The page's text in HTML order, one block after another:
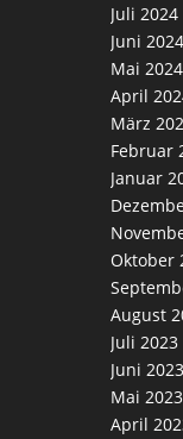
Juli 2024
Juni 2024
Mai 2024
April
März
Februar
Januar
Oktober
August
Juli 2023
Juni 2023
Mai 2023
April